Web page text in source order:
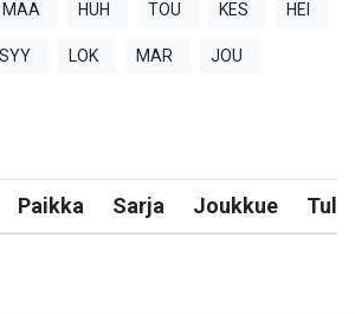
MAA HUH TOU KES HEI
SYY LOK MAR JOU
Paikka Sarja Joukkue